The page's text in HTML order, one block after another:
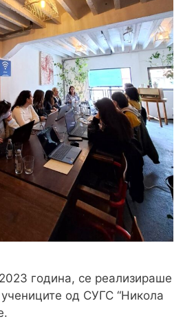
година, се реализираше
од СУГС “Никола